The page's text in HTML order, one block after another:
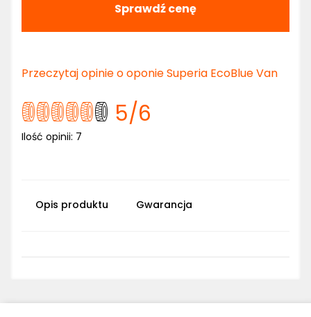
Sprawdź cenę
Przeczytaj opinie o oponie Superia EcoBlue Van
5/6
Ilość opinii: 7
Opis produktu Gwarancja